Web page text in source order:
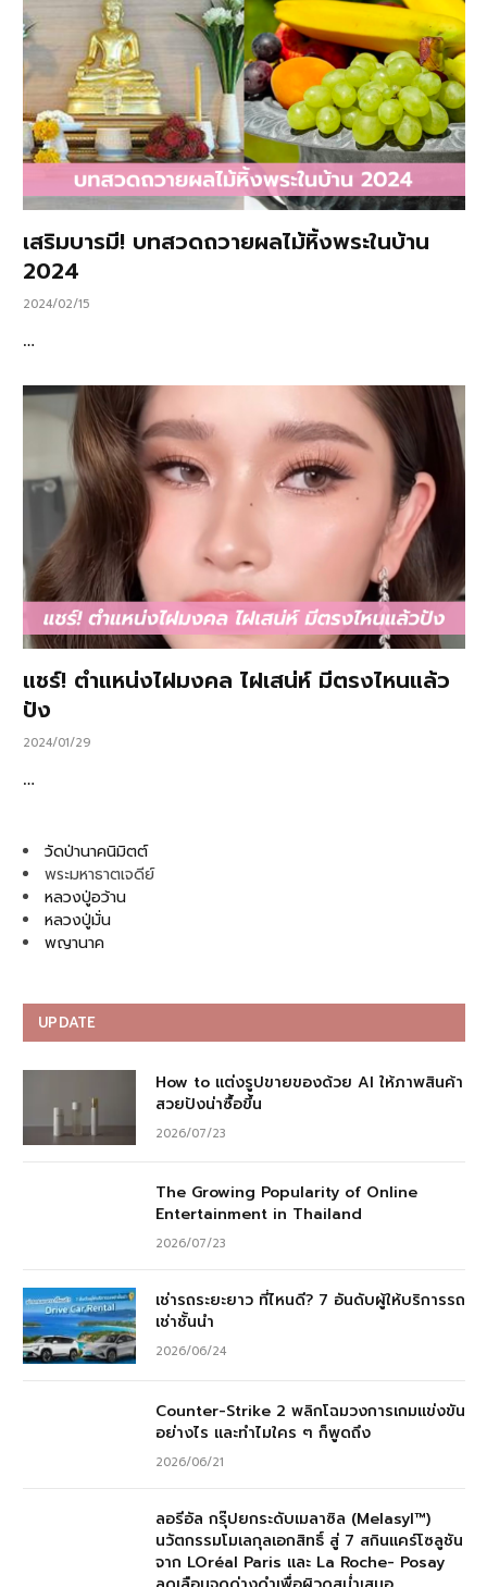
เสริมบารมี! บทสวดถวายผลไม้หิ้งพระในบ้าน
2024
2024/02/15
…
แชร์! ตำแหน่งไฝมงคล ไฝเสน่ห์ มีตรงไหนแล้ว
ปัง
2024/01/29
…
วัดป่านาคนิมิตต์
พระมหาธาตเจดีย์
หลวงปู่อว้าน
หลวงปู่มั่น
พญานาค
UPDATE
How to แต่งรูปขายของด้วย AI ให้ภาพสินค้า
สวยปังน่าซื้อขึ้น
2026/07/23
The Growing Popularity of Online
Entertainment in Thailand
2026/07/23
เช่ารถระยะยาว ที่ไหนดี? 7 อันดับผู้ให้บริการรถ
เช่าชั้นนำ
2026/06/24
Counter-Strike 2 พลิกโฉมวงการเกมแข่งขัน
อย่างไร และทำไมใคร ๆ ก็พูดถึง
2026/06/21
ลอรีอัล กรุ๊ปยกระดับเมลาซิล (Melasyl™)
นวัตกรรมโมเลกุลเอกสิทธิ์ สู่ 7 สกินแคร์โซลูชัน
จาก LOréal Paris และ La Roche- Posay